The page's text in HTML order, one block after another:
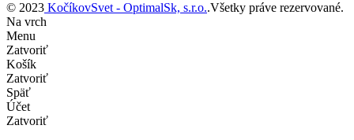
© 2023 KočíkovSvet - OptimalSk, s.r.o..Všetky práve rezervované.
Na vrch
Menu
Zatvoriť
Košík
Zatvoriť
Späť
Účet
Zatvoriť